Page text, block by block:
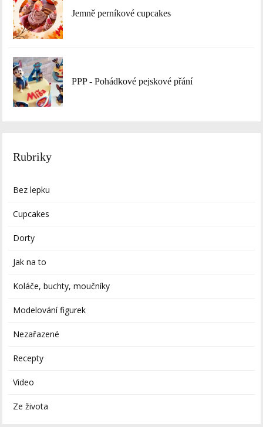
Jemně perníkové cupcakes
PPP - Pohádkové pejskové přání
Rubriky
Bez lepku
Cupcakes
Dorty
Jak na to
Koláče, buchty, moučníky
Modelování figurek
Nezařazené
Recepty
Video
Ze života